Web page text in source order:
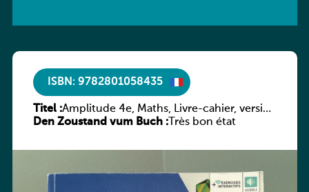
ISBN: 9782801058435
Titel :Amplitude 4e, Maths, Livre-cahier, version
luxembourgeoise
Den Zoustand vum Buch :Très bon état